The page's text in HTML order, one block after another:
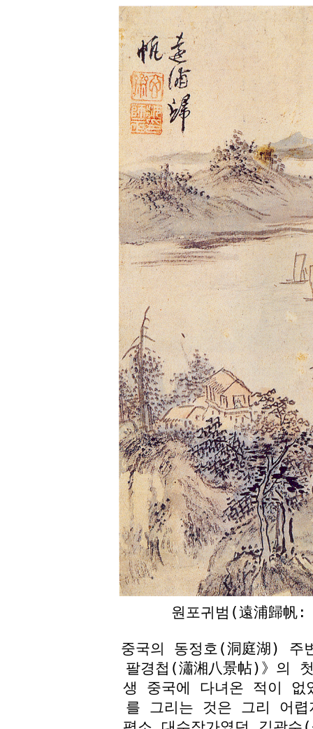
원포귀범(遠浦歸
중국의 동정호(洞庭湖) 주
팔경첩(瀟湘八景帖)》의
생 중국에 다녀온 적이 없
를 그리는 것은 그리 어